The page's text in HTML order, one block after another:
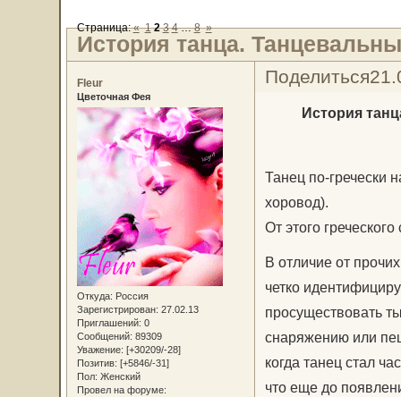
История танца.
Страница:« 1 2 3 4 … 8 »
Поделиться
Fleur
Цветочная Фея
Откуда: Россия
Зарегистрирован: 27.02.13
Приглашений: 0
Сообщений: 89309
Уважение: [+30209/-28]
Позитив: [+5846/-31]
Пол: Женский
Провел на форуме:
История
Танец по-гречески
хоровод).
От этого
В отличие от
четко
просуществовать
снаряжению или
когда танец стал
что еще до